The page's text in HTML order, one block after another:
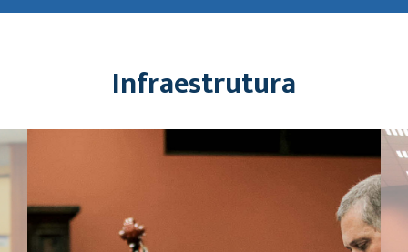
Infraestrutura